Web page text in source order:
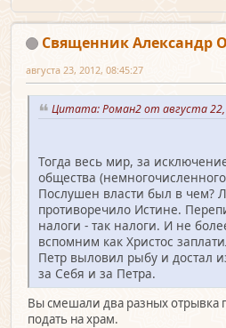
Священник Александр
августа 23, 2012, 08:45:27
Цитата: Роман2 от августа 22,
Тогда весь мир, за
общества
Послушен власти был в чем?
противоречило Истине.
налоги - так налоги. И не
вспомним как Христос
Петр выловил рыбу и достал
за Себя и за Петра.
Вы смешали два разных отрывка
подать на храм.